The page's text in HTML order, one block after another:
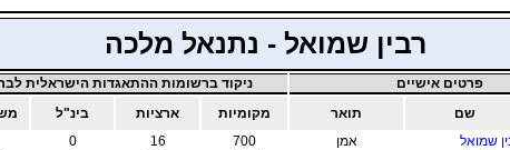
רבין שמואל - נתנאל מלכה
פרטים אישיים
ניקוד ברשומות ההתאגדות הישראלית
שם תואר מקומיות ארציות בינ"ל
שמואל אמן 700
16
0